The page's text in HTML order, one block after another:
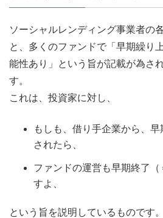
ソーシャルレンディング事業者の
と、多くのファンドで「早期繰り
能性あり」という旨が記載が為さ
す。
これは、投資家に対し、
もしも、借り手企業から、
されたら、
ファンドの運営も早期終了（
すよ、
という旨を説明しているものです。